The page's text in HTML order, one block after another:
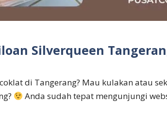
Silverqueen
di Tangerang? Mau kulakan atau
Anda sudah tepat mengunjungi